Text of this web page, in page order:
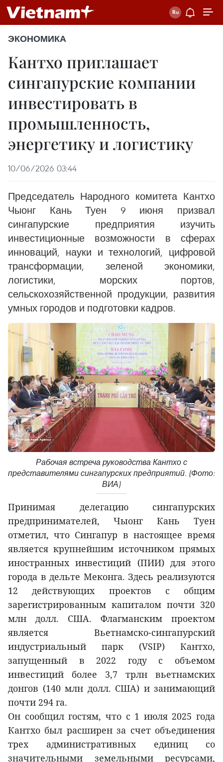
ЭКОНОМИКА
Кантхо приглашает
сингапурские компании
инвестировать в
промышленность,
энергетику и логистику
10/06/2026 03:44
Председатель Народного комитета Кантхо
Чыонг Кань Туен 9 июня призвал
сингапурские предприятия изучить
инвестиционные возможности в сферах
инноваций, науки и технологий, цифровой
трансформации, зеленой экономики,
логистики, морских портов,
сельскохозяйственной продукции, развития
умных городов и подготовки кадров.
Рабочая встреча руководства Кантхо с
представителями сингапурских предприятий. (Фото:
ВИА)
Принимая делегацию сингапурских
предпринимателей, Чыонг Кань Туен
отметил, что Сингапур в настоящее время
является крупнейшим источником прямых
иностранных инвестиций (ПИИ) для этого
города в дельте Меконга. Здесь реализуются
12 действующих проектов с общим
зарегистрированным капиталом почти 320
млн долл. США. Флагманским проектом
является Вьетнамско-сингапурский
индустриальный парк (VSIP) Кантхо,
запущенный в 2022 году с объемом
инвестиций более 3,7 трлн вьетнамских
донгов (140 млн долл. США) и занимающий
почти 294 га.
Он сообщил гостям, что с 1 июля 2025 года
Кантхо был расширен за счет объединения
трех административных единиц со
значительными земельными ресурсами,